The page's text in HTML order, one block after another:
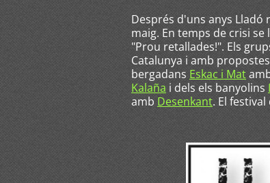
Després d'uns anys Lladó
maig. En temps de crisi
"Prou retallades!". Els
Catalunya i amb
bergadans Eskac i Mat
Kalaña i dels els banyolins
amb Desenkant. El